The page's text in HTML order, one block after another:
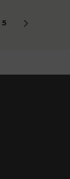
5 Nächstes